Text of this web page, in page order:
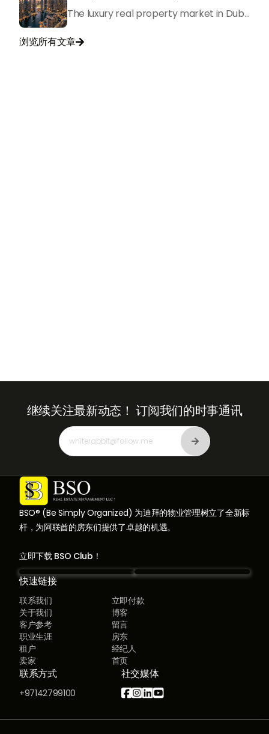
The luxury real property market in Dubai is experiencing a remarkable upward push, strengthening its position as the leading worldwide hub for high-internet value investors. By the end of April 2026, the market has proven formidable resilience and growth, fueled by a blend of world-class infrastructure, strategic financial policies and a remarkable way of life worldwide Presented below is a complete analysis of the contemporary state of the ultra-luxury sector in Dubai, and the number one factors contributing to this historic momentum.
浏览所有文章
BSO® (Be Simply Organized) 为迪拜的物业管理树立了全新标
杆，为阿联酋的房东们提供了卓越的机遇。
立即下载 BSO Club！
快速链接
联系我们
立即付款
关于我们
博客
客户参考
留言
职业生涯
房东
租户
经纪人
卖家
首页
联系方式
+97142799100
社交媒体

继续关注最新动态！ 订阅我们的时事通讯